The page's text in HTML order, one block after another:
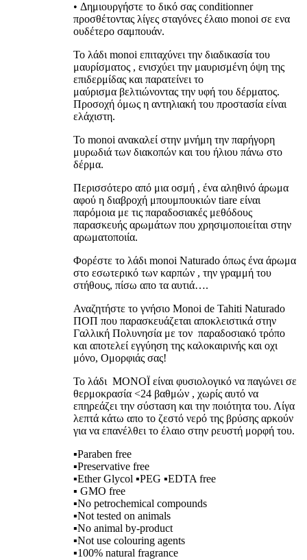
• Δημιουργήστε το δικό σας conditionner
προσθέτοντας λίγες σταγόνες έλαιο monoi σε ενα
ουδέτερο σαμπουάν.
To λάδι monoi επιταχύνει την διαδικασία του
μαυρίσματος , ενισχύει την μαυρισμένη όψη της
επιδερμίδας και παρατείνει το
μαύρισμα βελτιώνοντας την υφή του δέρματος.
Προσοχή όμως η αντηλιακή του προστασία είναι
ελάχιστη.
To monoi ανακαλεί στην μνήμη την παρήγορη
μυρωδιά των διακοπών και του ήλιου πάνω στο
δέρμα.
Περισσότερο από μια οσμή , ένα αληθινό άρωμα
αφού η διαβροχή μπουμπουκιών tiare είναι
παρόμοια με τις παραδοσιακές μεθόδους
παρασκευής αρωμάτων που χρησιμοποιείται στην
αρωματοποιία.
Φορέστε το λάδι monoi Naturado όπως ένα άρωμα
στο εσωτερικό των καρπών , την γραμμή του
στήθους, πίσω απο τα αυτιά….
Αναζητήστε το γνήσιο Monoi de Tahiti Naturado
ΠΟΠ που παρασκευάζεται αποκλειστικά στην
Γαλλική Πολυνησία με τον παραδοσιακό τρόπο
και αποτελεί εγγύηση της καλοκαιρινής και οχι
μόνο, Ομορφιάς σας!
To λάδι MONOÏ είναι φυσιολογικό να παγώνει σε
θερμοκρασία <24 βαθμών , χωρίς αυτό να
επηρεάζει την σύσταση και την ποιότητα του. Λίγα
λεπτά κάτω απο το ζεστό νερό της βρύσης αρκούν
για να επανέλθει το έλαιο στην ρευστή μορφή του.
▪Paraben free
▪Preservative free
▪Ether Glycol ▪PEG ▪EDTA free
▪ GMO free
▪No petrochemical compounds
▪Not tested on animals
▪No animal by-product
▪Not use colouring agents
▪100% natural fragrance